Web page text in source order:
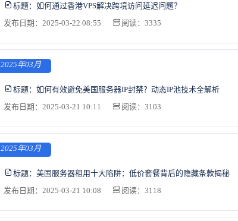
标题： 如何通过香港VPS解决跨境访问延迟问题？
发布日期：2025-03-22 08:55
阅读：3335
2025年03月
标题： 如何有效避免美国服务器IP封禁？动态IP池技术全解析
发布日期：2025-03-21 10:11
阅读：3103
2025年03月
标题： 美国服务器租用十大陷阱：低价套餐背后的隐藏条款揭秘
发布日期：2025-03-21 10:08
阅读：3118